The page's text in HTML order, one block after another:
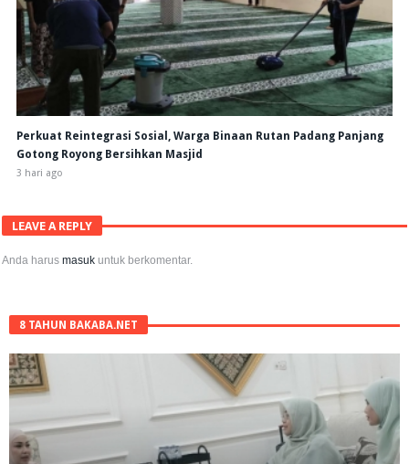
Perkuat Reintegrasi Sosial, Warga Binaan Rutan Padang Panjang
Gotong Royong Bersihkan Masjid
3 hari ago
LEAVE A REPLY
Anda harusmasuk untuk berkomentar.
8 TAHUN BAKABA.NET